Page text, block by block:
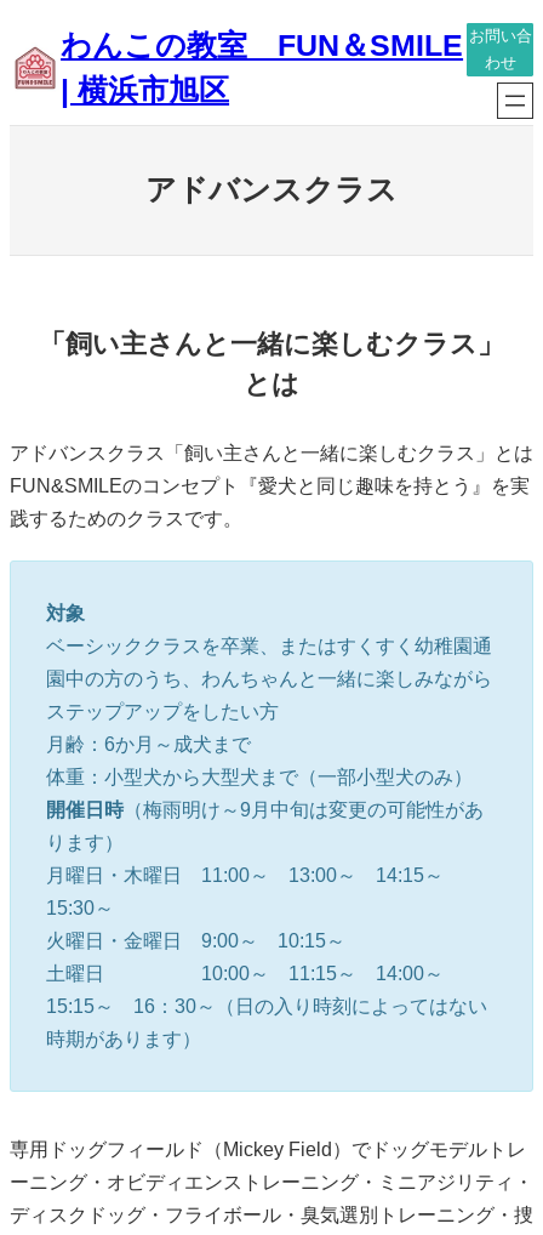
容
を
ス
わんこの教室 FUN＆SMILE
| 横浜市旭区
お問い合
わせ
アドバンスクラス
「飼い主さんと一緒に楽しむクラス」
とは
アドバンスクラス「飼い主さんと一緒に楽しむクラス」とは
FUN&SMILEのコンセプト『愛犬と同じ趣味を持とう』を実
践するためのクラスです。
対象
ベーシッククラスを卒業、またはすくすく幼稚園通
園中の方のうち、わんちゃんと一緒に楽しみながら
ステップアップをしたい方
月齢：6か月～成犬まで
体重：小型犬から大型犬まで（一部小型犬のみ）
開催日時（梅雨明け～9月中旬は変更の可能性があ
ります）
月曜日・木曜日 11:00～ 13:00～ 14:15～
15:30～
火曜日・金曜日 9:00～ 10:15～
土曜日 10:00～ 11:15～ 14:00～
15:15～ 16：30～（日の入り時刻によってはない
時期があります）
専用ドッグフィールド（Mickey Field）でドッグモデルトレ
ーニング・オビディエンストレーニング・ミニアジリティ・
ディスクドッグ・フライボール・臭気選別トレーニング・捜